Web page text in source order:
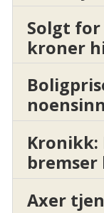
Solgt
kroner
Kronikk:
Axer